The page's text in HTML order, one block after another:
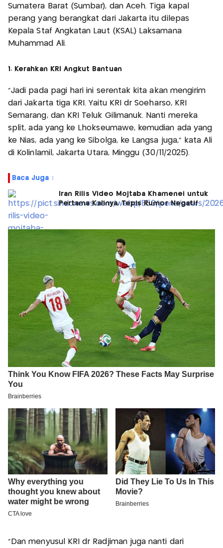
Sumatera Barat (Sumbar), dan Aceh. Tiga kapal
perang yang berangkat dari Jakarta itu dilepas
Kepala Staf Angkatan Laut (KSAL) Laksamana
Muhammad Ali.
1. Kerahkan KRI Angkut Bantuan
"Jadi pada pagi hari ini serentak kita akan mengirim
dari Jakarta tiga KRI. Yaitu KRI dr Soeharso, KRI
Semarang, dan KRI Teluk Gilimanuk. Nanti mereka
split, ada yang ke Lhokseumawe, kemudian ada yang
ke Nias, ada yang ke Sibolga, ke Langsa juga," kata Ali
di Kolinlamil, Jakarta Utara, Minggu (30/11/2025).
Baca Juga :
Iran Rilis Video Mojtaba Khamenei untuk
Pertama Kalinya, Tepis Rumor Negatif
"Dan menyusul KRI dr Radjiman juga nanti dari